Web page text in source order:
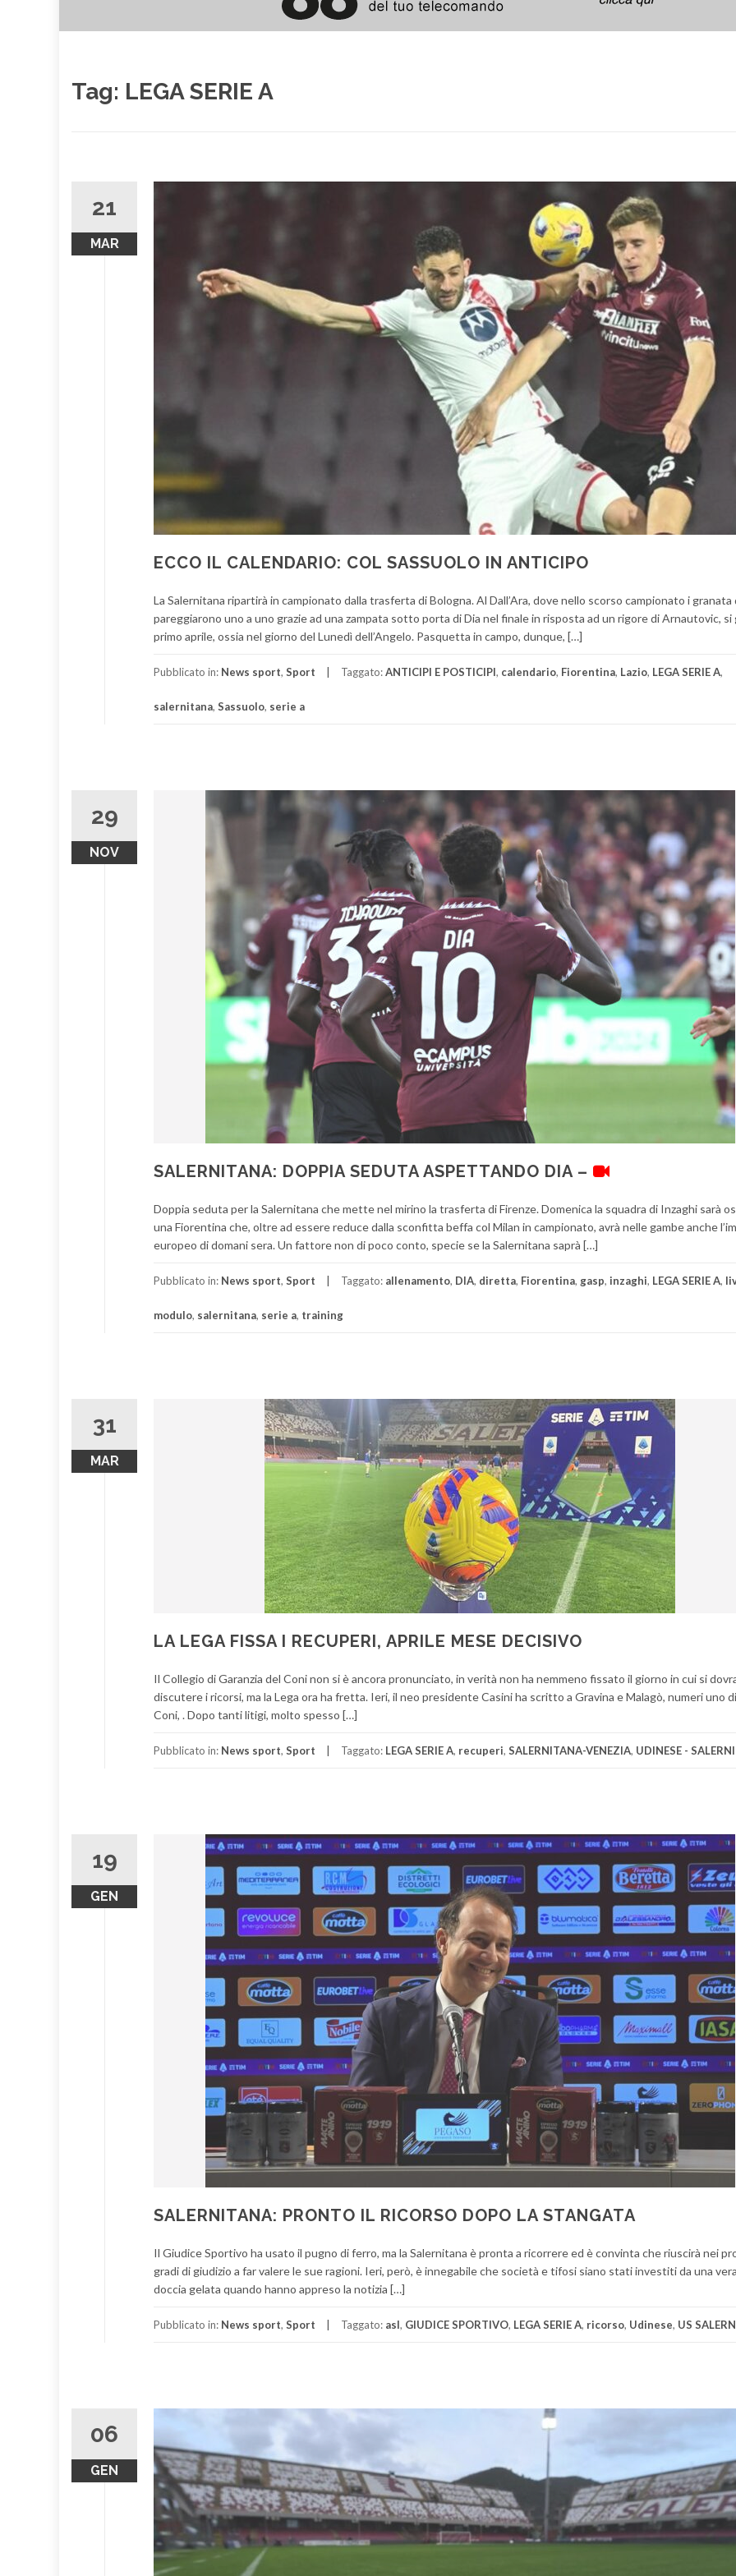
Tag: LEGA SERIE A
21
MAR
ECCO IL CALENDARIO: COL SASSUOLO IN ANTICIPO
La Salernitana ripartirà in campionato dalla trasferta di Bologna. Al Dall’Ara, dove nello scorso campionato i granata
pareggiarono uno a uno grazie ad una zampata sotto porta di Dia nel finale in risposta ad un rigore di Arnautovic, si
primo aprile, ossia nel giorno del Lunedì dell’Angelo. Pasquetta in campo, dunque, […]
Pubblicato in: News sport, Sport Taggato:ANTICIPI E POSTICIPI, calendario, Fiorentina, Lazio, LEGA SERIE A,
salernitana, Sassuolo, serie a
29
NOV
SALERNITANA: DOPPIA SEDUTA ASPETTANDO DIA –
Doppia seduta per la Salernitana che mette nel mirino la trasferta di Firenze. Domenica la squadra di Inzaghi sarà
una Fiorentina che, oltre ad essere reduce dalla sconfitta beffa col Milan in campionato, avrà nelle gambe anche
europeo di domani sera. Un fattore non di poco conto, specie se la Salernitana saprà […]
Pubblicato in: News sport, Sport Taggato: allenamento, DIA, diretta, Fiorentina, gasp, inzaghi, LEGA SERIE A,
modulo, salernitana, serie a, training
31
MAR
LA LEGA FISSA I RECUPERI, APRILE MESE DECISIVO
Il Collegio di Garanzia del Coni non si è ancora pronunciato, in verità non ha nemmeno fissato il giorno in cui si
discutere i ricorsi, ma la Lega ora ha fretta. Ieri, il neo presidente Casini ha scritto a Gravina e Malagò, numeri uno
Coni, . Dopo tanti litigi, molto spesso […]
Pubblicato in: News sport, Sport Taggato: LEGA SERIE A, recuperi, SALERNITANA-VENEZIA, UDINESE -
19
GEN
SALERNITANA: PRONTO IL RICORSO DOPO LA STANGATA
Il Giudice Sportivo ha usato il pugno di ferro, ma la Salernitana è pronta a ricorrere ed è convinta che riuscirà nei
gradi di giudizio a far valere le sue ragioni. Ieri, però, è innegabile che società e tifosi siano stati investiti da una
doccia gelata quando hanno appreso la notizia […]
Pubblicato in: News sport, Sport Taggato: asl, GIUDICE SPORTIVO, LEGA SERIE A, ricorso, Udinese, US
06
GEN